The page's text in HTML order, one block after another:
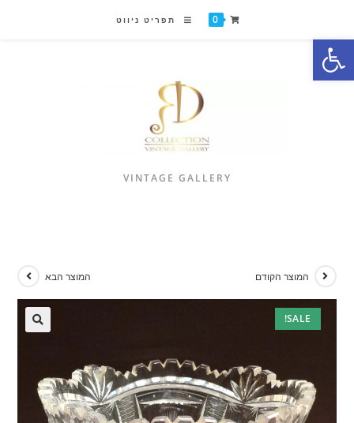
פתח סרגל נגישות
0 תפריט ניווט
VINTAGE GALLERY
SALE!
המוצר הקודם המוצר הבא